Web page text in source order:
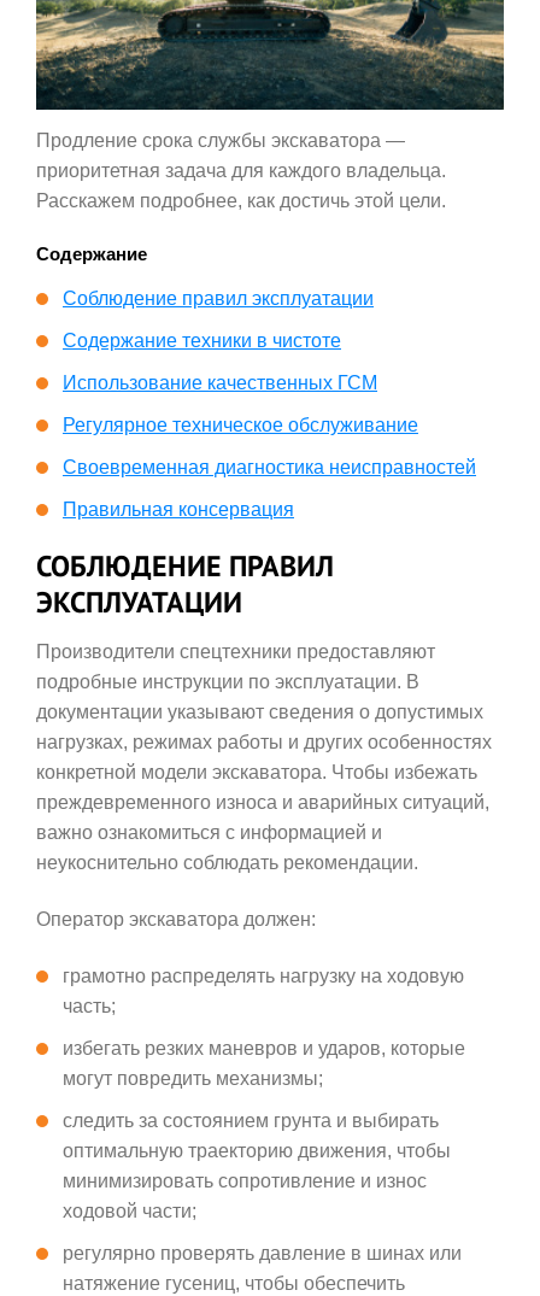
Продление срока службы экскаватора —
приоритетная задача для каждого владельца.
Расскажем подробнее, как достичь этой цели.
Содержание
Соблюдение правил эксплуатации
Содержание техники в чистоте
Использование качественных ГСМ
Регулярное техническое обслуживание
Своевременная диагностика неисправностей
Правильная консервация
СОБЛЮДЕНИЕ ПРАВИЛ
ЭКСПЛУАТАЦИИ
Производители спецтехники предоставляют
подробные инструкции по эксплуатации. В
документации указывают сведения о допустимых
нагрузках, режимах работы и других особенностях
конкретной модели экскаватора. Чтобы избежать
преждевременного износа и аварийных ситуаций,
важно ознакомиться с информацией и
неукоснительно соблюдать рекомендации.
Оператор экскаватора должен:
грамотно распределять нагрузку на ходовую
часть;
избегать резких маневров и ударов, которые
могут повредить механизмы;
следить за состоянием грунта и выбирать
оптимальную траекторию движения, чтобы
минимизировать сопротивление и износ
ходовой части;
регулярно проверять давление в шинах или
натяжение гусениц, чтобы обеспечить